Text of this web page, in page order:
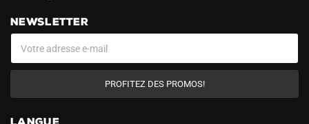
NEWSLETTER
PROFITEZ DES PROMOS!